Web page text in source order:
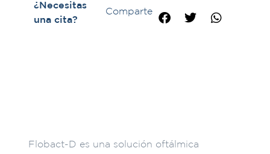
¿Necesitas
una cita?
Comparte
Flobact-D es una solución oftálmica